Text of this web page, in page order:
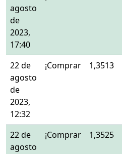
agosto
de
2023,
17:40
22 de
agosto
de
2023,
12:32
¡Comprar 1,3513
22 de
agosto
¡Comprar 1,3525